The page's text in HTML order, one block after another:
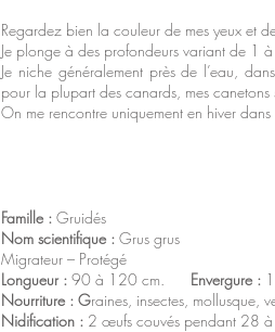
Regardez bien la couleur de mes yeux et
Je plonge à des profondeurs variant de 1
Je niche généralement près de l’eau,
pour la plupart des canards, mes
On me rencontre uniquement en hiver
Famille : Gruidés
Nom scientifique : Grus grus
Migrateur – Protégé
Longueur : 90 à 120 cm. Envergure :
Nourriture : Graines, insectes, mollusque,
Nidification : 2 œufs couvés pendant 28 à